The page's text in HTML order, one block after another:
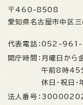
〒460-8508
愛知県名古屋市中区
代表電話： 052-961-
開庁時間： 月曜日から
午前8時45
休日・祝日
法人番号：